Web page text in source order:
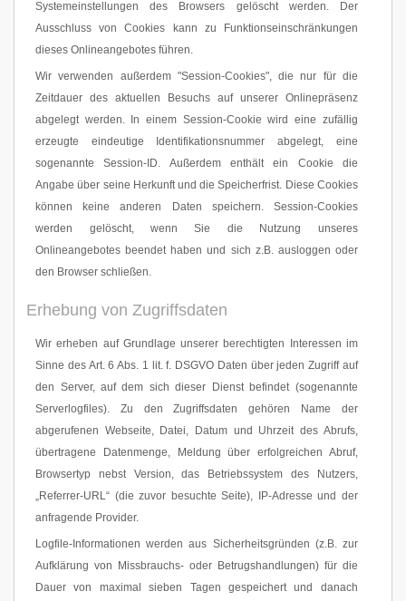
Systemeinstellungen des Browsers gelöscht werden. Der
Ausschluss von Cookies kann zu Funktionseinschränkungen
dieses Onlineangebotes führen.
Wir verwenden außerdem "Session-Cookies", die nur für die
Zeitdauer des aktuellen Besuchs auf unserer Onlinepräsenz
abgelegt werden. In einem Session-Cookie wird eine zufällig
erzeugte eindeutige Identifikationsnummer abgelegt, eine
sogenannte Session-ID. Außerdem enthält ein Cookie die
Angabe über seine Herkunft und die Speicherfrist. Diese Cookies
können keine anderen Daten speichern. Session-Cookies
werden gelöscht, wenn Sie die Nutzung unseres
Onlineangebotes beendet haben und sich z.B. ausloggen oder
den Browser schließen.
Erhebung von Zugriffsdaten
Wir erheben auf Grundlage unserer berechtigten Interessen im
Sinne des Art. 6 Abs. 1 lit. f. DSGVO Daten über jeden Zugriff auf
den Server, auf dem sich dieser Dienst befindet (sogenannte
Serverlogfiles). Zu den Zugriffsdaten gehören Name der
abgerufenen Webseite, Datei, Datum und Uhrzeit des Abrufs,
übertragene Datenmenge, Meldung über erfolgreichen Abruf,
Browsertyp nebst Version, das Betriebssystem des Nutzers,
„Referrer-URL“ (die zuvor besuchte Seite), IP-Adresse und der
anfragende Provider.
Logfile-Informationen werden aus Sicherheitsgründen (z.B. zur
Aufklärung von Missbrauchs- oder Betrugshandlungen) für die
Dauer von maximal sieben Tagen gespeichert und danach